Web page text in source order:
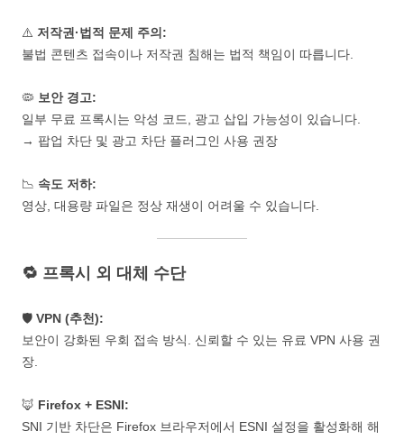
⚠️ 저작권·법적 문제 주의:
불법 콘텐츠 접속이나 저작권 침해는 법적 책임이 따릅니다.
🦠 보안 경고:
일부 무료 프록시는 악성 코드, 광고 삽입 가능성이 있습니다.
→ 팝업 차단 및 광고 차단 플러그인 사용 권장
📉 속도 저하:
영상, 대용량 파일은 정상 재생이 어려울 수 있습니다.
🔁 프록시 외 대체 수단
🛡️ VPN (추천):
보안이 강화된 우회 접속 방식. 신뢰할 수 있는 유료 VPN 사용 권
장.
🦊 Firefox + ESNI:
SNI 기반 차단은 Firefox 브라우저에서 ESNI 설정을 활성화해 해